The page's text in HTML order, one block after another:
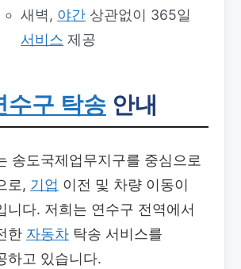
새벽, 야간 상관없이 365일
서비스 제공
수구 탁송 안내
송도국제업무지구를 중심으로
로, 기업 이전 및 차량 이동이
니다. 저희는 연수구 전역에서
한 자동차 탁송 서비스를
하고 있습니다.